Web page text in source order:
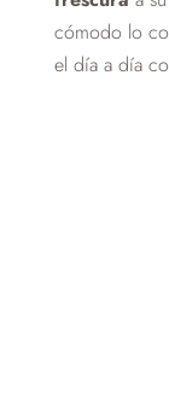
cómodo lo
el día a día